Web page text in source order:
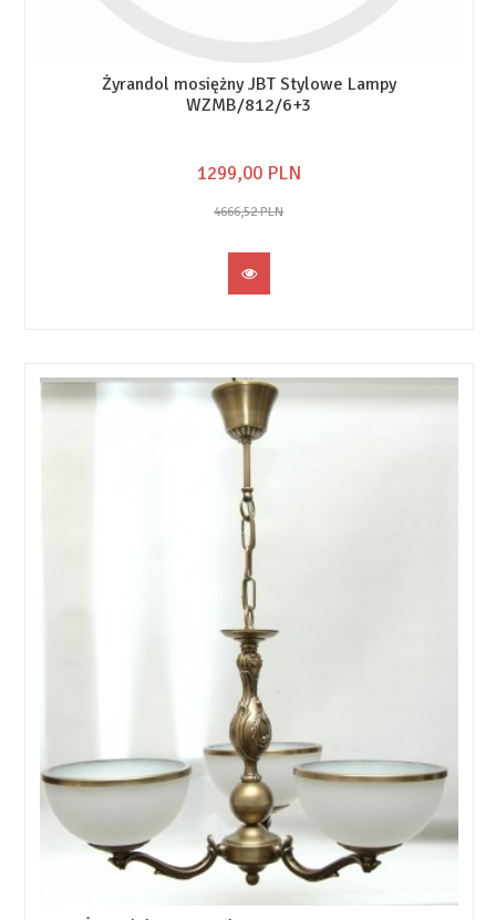
Żyrandol mosiężny JBT Stylowe Lampy
WZMB/812/6+3
1299,00PLN
4666,52 PLN